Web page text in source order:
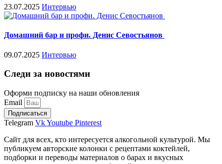
23.07.2025 Интервью
Домашний бар и профи. Денис Севостьянов
09.07.2025 Интервью
Следи за новостями
Оформи подписку на наши обновления
Email
Подписаться
Telegram VkYoutube Pinterest
Сайт для всех, кто интересуется алкогольной культурой. Мы
публикуем авторские колонки с рецептами коктейлей,
подборки и переводы материалов о барах и вкусных